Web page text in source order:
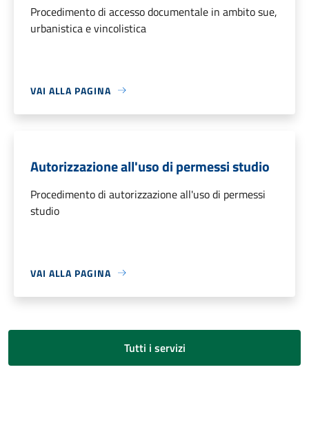
Procedimento di accesso documentale in ambito sue,
urbanistica e vincolistica
VAI ALLA PAGINA
Autorizzazione all'uso di permessi studio
Procedimento di autorizzazione all'uso di permessi
studio
VAI ALLA PAGINA
Tutti i servizi